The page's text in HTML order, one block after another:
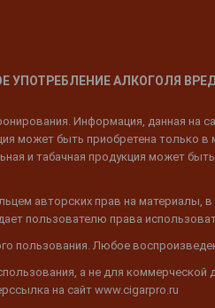
УПОТРЕБЛЕНИЕ АЛКОГОЛЯ
Информация, данная на
может быть приобретена только
и табачная продукция может
авторских прав на
пользователю права
пользования. Любое
а не для
на сайт www.cigarpro.ru